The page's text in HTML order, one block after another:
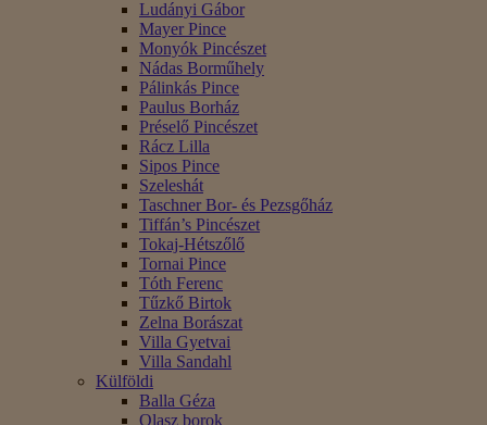
Ludányi Gábor
Mayer Pince
Monyók Pincészet
Nádas Borműhely
Pálinkás Pince
Paulus Borház
Préselő Pincészet
Rácz Lilla
Sipos Pince
Szeleshát
Taschner Bor- és Pezsgőház
Tiffán’s Pincészet
Tokaj-Hétszőlő
Tornai Pince
Tóth Ferenc
Tűzkő Birtok
Zelna Borászat
Villa Gyetvai
Villa Sandahl
Külföldi
Balla Géza
Olasz borok